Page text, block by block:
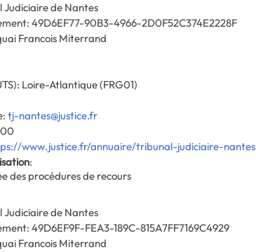
Judiciaire de Nantes
: 49D6EF77-90B3-4966-2D0F52C374E2228F
Francois Miterrand
: Loire-Atlantique(FRG01)
: tj-nantes@justice.fr
www.justice.fr/annuaire/tribunal-judiciaire-nantes
:
des procédures de recours
Judiciaire de Nantes
: 49D6EF9F-FEA3-189C-815A7FF7169C4929
Francois Miterrand